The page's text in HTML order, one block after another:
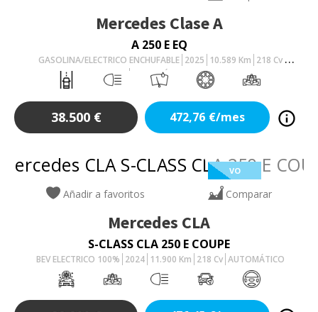
Mercedes Clase A
A 250 E EQ
GASOLINA/ELECTRICO ENCHUFABLE 2025 10.589 Km 218 Cv
AUTOMÁTICO
38.500 € 472,76 €/mes
VO
Añadir a favoritos Comparar
Mercedes CLA
S-CLASS CLA 250 E COUPE
BEV ELECTRICO 100% 2024 11.900 Km 218 Cv AUTOMÁTICO